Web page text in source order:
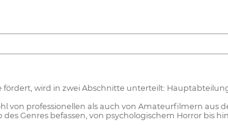
wird in zwei Abschnitte unterteilt:
von professionellen als auch von Amateurfilmern
Genres befassen, von psychologischem Horror bis